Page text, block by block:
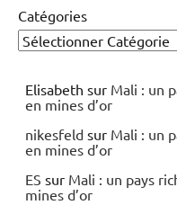
Catégories
Elisabeth sur Mali : un
en mines d’or
nikesfeld sur Mali : un
en mines d’or
ES sur Mali : un pays
mines d’or